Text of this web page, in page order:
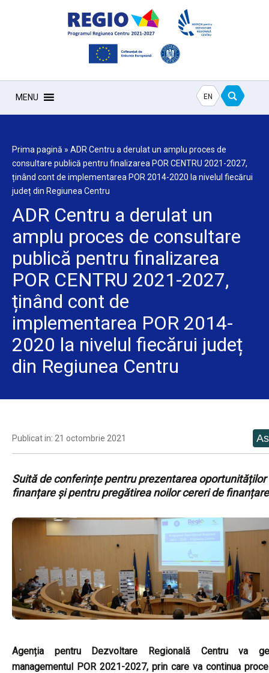
MENU EN
Prima pagină » ADR Centru a derulat un amplu proces de
consultare publică pentru finalizarea POR CENTRU 2021-2027,
ținând cont de implementarea POR 2014-2020 la nivelul fiecărui
județ din Regiunea Centru
ADR Centru a derulat un
amplu proces de consultare
publică pentru finalizarea
POR CENTRU 2021-2027,
ținând cont de
implementarea POR 2014-
2020 la nivelul fiecărui județ
din Regiunea Centru
Publicat in: 21 octombrie 2021
Suită de conferințe pentru prezentarea oportunităților
finanțare și pentru pregătirea noilor cereri de finanțare
Agenția pentru Dezvoltare Regională Centru va
managementul POR 2021-2027, prin care va continua